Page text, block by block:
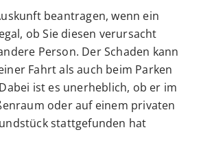
beantragen, wenn ein
ob Sie diesen verursacht
Person. Der Schaden kann
Fahrt als auch beim Parken
ist es unerheblich, ob er im
oder auf einem privaten
stattgefunden hat.